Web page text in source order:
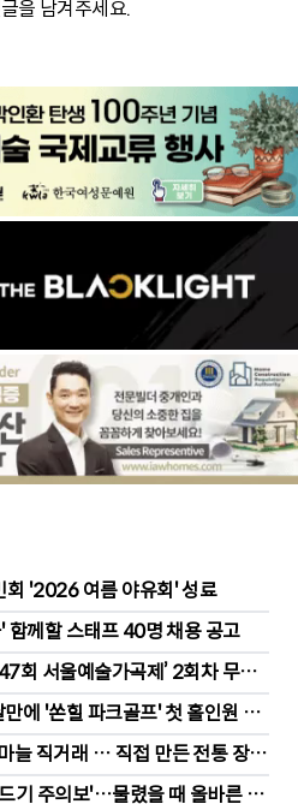
을 남겨주세요.
회 '2026 여름 야유회' 성료
함께할 스태프 40명 채용 공고
회 서울예술가곡제’ 2회차 무대
만에 '쏜힐 파크골프' 첫 홀인원 주
늘 직거래 … 직접 만든 전통 장류
기 주의보'…물렸을 때 올바른 대